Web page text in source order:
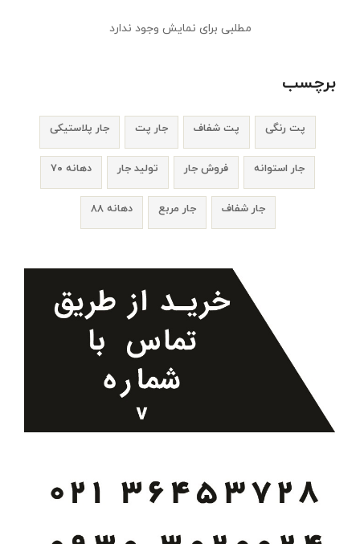
مطلبی برای نمایش وجود ندارد
برچسب
جار پلاستیکی جار پت پت شفاف پت رنگی
دهانه ۷۰ تولید جار فروش جار جار استوانه
دهانه ۸۸ جار مربع جار شفاف